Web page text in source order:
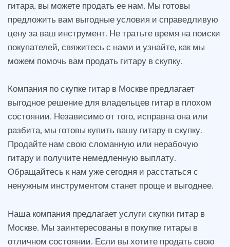
гитара, вы можете продать ее нам. Мы готовы
предложить вам выгодные условия и справедливую
цену за ваш инструмент. Не тратьте время на поиски
покупателей, свяжитесь с нами и узнайте, как мы
можем помочь вам продать гитару в скупку.
Компания по скупке гитар в Москве предлагает
выгодное решение для владельцев гитар в плохом
состоянии. Независимо от того, исправна она или
разбита, мы готовы купить вашу гитару в скупку.
Продайте нам свою сломанную или нерабочую
гитару и получите немедленную выплату.
Обращайтесь к нам уже сегодня и расстаться с
ненужным инструментом станет проще и выгоднее.
Наша компания предлагает услуги скупки гитар в
Москве. Мы заинтересованы в покупке гитары в
отличном состоянии. Если вы хотите продать свою